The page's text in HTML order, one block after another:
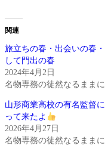
関連
旅立ちの春・出会いの春
して門出の春
2024年4月2日
名物専務の徒然なるままに
山形商業高校の有名監督
って来たよ
2026年4月27日
名物専務の徒然なるままに